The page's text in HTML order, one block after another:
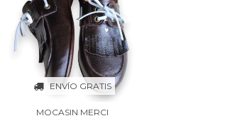
ENVÍO GRATIS
MOCASIN MERCI